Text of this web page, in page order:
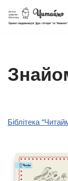
Перейти
Біблітека